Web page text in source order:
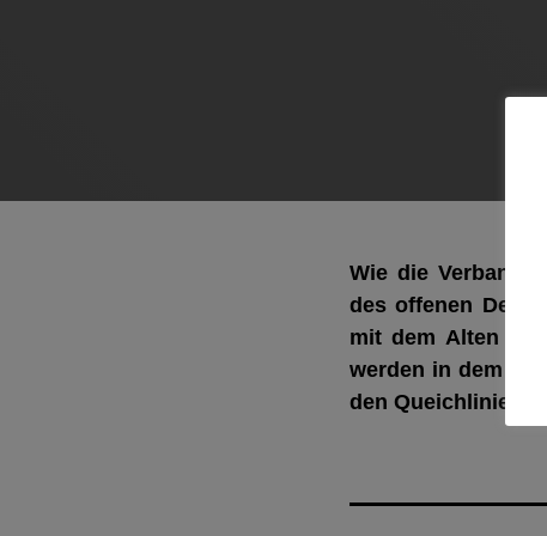
Wie die
des offenen
mit dem Alten
werden in dem
den Queichlinien